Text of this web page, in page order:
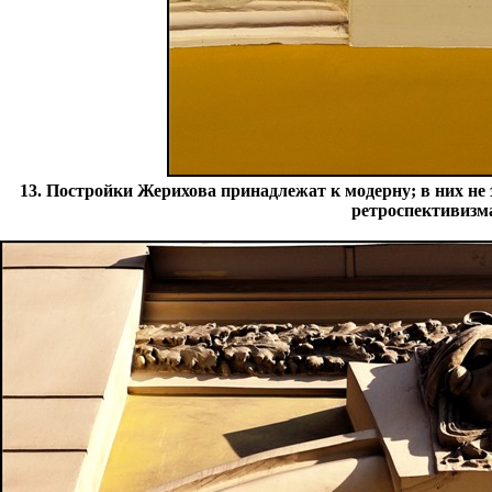
13. Постройки Жерихова принадлежат к модерну; в них